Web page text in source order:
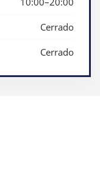
Cerrado
Cerrado